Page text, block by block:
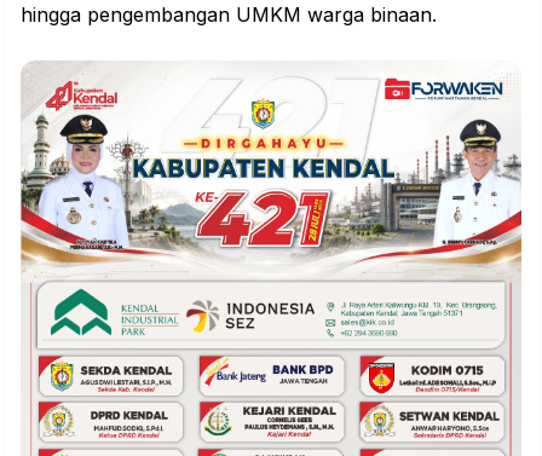
hingga pengembangan UMKM warga binaan.